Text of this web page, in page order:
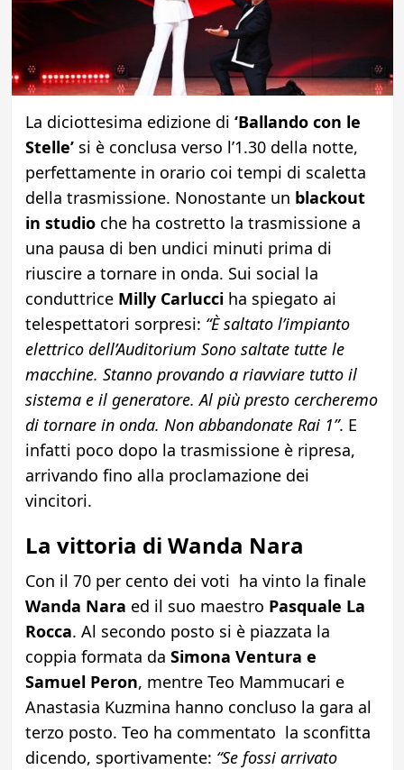
La diciottesima edizione di ‘Ballando con le
Stelle’si è conclusa verso l’1.30 della notte,
perfettamente in orario coi tempi di scaletta
della trasmissione. Nonostante un blackout
in studioche ha costretto la trasmissione a
una pausa di ben undici minuti prima di
riuscire a tornare in onda. Sui social la
conduttrice Milly Carlucciha spiegato ai
telespettatori sorpresi: “È saltato l’impianto
elettrico dell’Auditorium Sono saltate tutte le
macchine. Stanno provando a riavviare tutto il
sistema e il generatore. Al più presto cercheremo
di tornare in onda. Non abbandonate Rai 1”. E
infatti poco dopo la trasmissione è ripresa,
arrivando fino alla proclamazione dei
vincitori.
La vittoria di Wanda Nara
Con il 70 per cento dei voti ha vinto la finale
Wanda Nara ed il suo maestro Pasquale La
Rocca. Al secondo posto si è piazzata la
coppia formata da Simona Ventura e
Samuel Peron, mentre Teo Mammucari e
Anastasia Kuzmina hanno concluso la gara al
terzo posto. Teo ha commentato la sconfitta
dicendo, sportivamente: “Se fossi arrivato